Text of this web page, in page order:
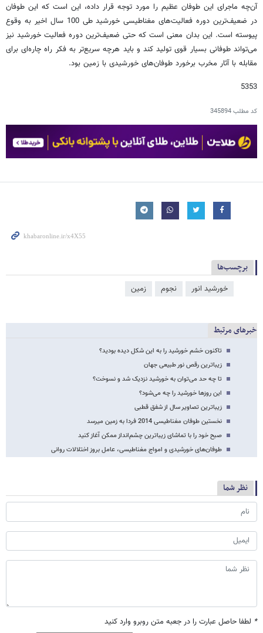
آن‌چه ماجرای این طوفان عظیم را مورد توجه قرار داده، این است که این طوفان
در ضعیف‌ترین دوره فعالیت‌های مغناطیسی خورشید طی 100 سال اخیر به وقوع
پیوسته است. این بدان معنی است که حتی ضعیف‌ترین دوره فعالیت خورشید نیز
می‌تواند طوفانی بسیار قوی تولید کند و باید هرچه سریع‌تر به فکر راه چاره‌ای برای
مقابله با آثار مخرب برخورد طوفان‌های خورشیدی با زمین بود.
5353
کد مطلب345894
برچسب‌ها
خورشید انور نجوم زمین
خبرهای مرتبط
تاکنون خشم خورشید را به این شکل دیده بودید؟
زیباترین رقص نور طبیعی جهان
تا چه حد می‌توان به خورشید نزدیک شد و نسوخت؟
این روزها خورشید را چه می‌شود؟
زیباترین تصاویر سال از شفق قطبی
نخستین طوفان مغناطیسی 2014 فردا به زمین می‎رسد
صبح خود را با تماشای زیباترین چشم‌انداز ممکن آغاز کنید
طوفان‌های خورشیدی و امواج مغناطیسی، عامل بروز اختلالات روانی
نظر شما
* لطفا حاصل عبارت را در جعبه متن روبرو وارد کنید